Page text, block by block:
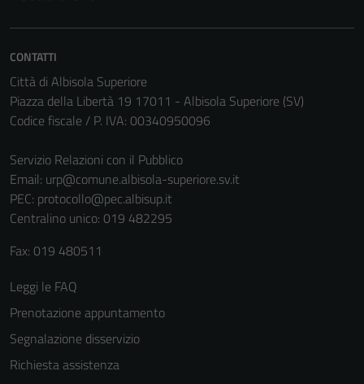
CONTATTI
Città di Albisola Superiore
Piazza della Libertà 19 17011 - Albisola Superiore (SV)
Codice fiscale / P. IVA: 00340950096
Servizio Relazioni con il Pubblico
Email: urp@comune.albisola-superiore.sv.it
PEC: protocollo@pec.albisup.it
Centralino unico: 019 482295
Fax: 019 480511
Leggi le FAQ
Prenotazione appuntamento
Segnalazione disservizio
Richiesta assistenza